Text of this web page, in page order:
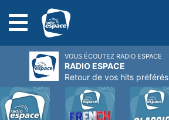
VOUS ÉCOUTEZ RADIO ESPACE
RADIO ESPACE
Retour de vos hits préférés